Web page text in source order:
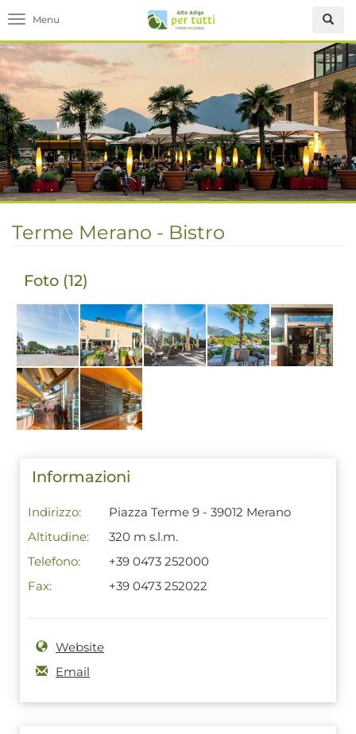
Toggle navigation
Terme Merano - Bistro
Foto (12)
Informazioni
Indirizzo:
Piazza Terme 9 - 39012 Merano
Altitudine:
320 m s.l.m.
Telefono:
+39 0473 252000
Fax:
+39 0473 252022
Website
Email